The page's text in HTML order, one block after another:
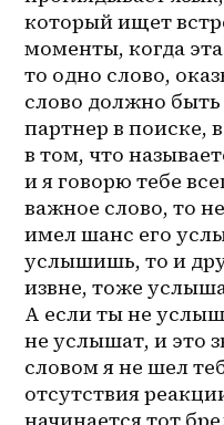
который ищет
моменты, когда
то одно слово,
слово должно
партнер в поиске,
в том, что
и я говорю тебе
важное слово, то
имел шанс его
услышишь, то и
извне, тоже
А если ты не
не услышат, и это
словом я не шел
отсутствия